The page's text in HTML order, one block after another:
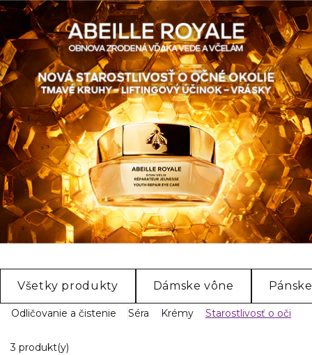
Všetky produkty Dámske vône
Odličovanie a čistenie Séra Krémy Starostlivosť o oči
3 produkt(y)